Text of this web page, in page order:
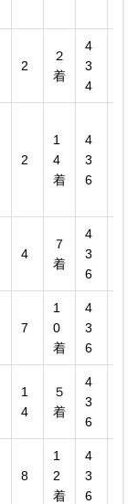
2
２
着
4
3
4
2
1
4
着
4
3
6
4
７
着
4
3
6
7
1
0
着
4
3
6
1
4
５
着
4
3
6
8
1
2
着
4
3
6